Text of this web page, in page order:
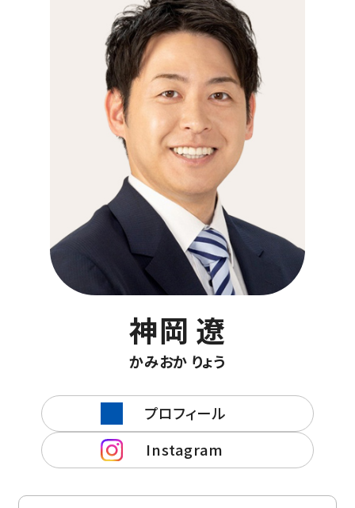
神岡 遼
かみおか りょう
プロフィール
Instagram